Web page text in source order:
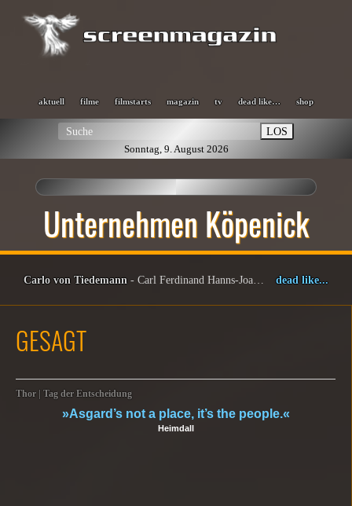
aktuell filme filmstarts magazin tv dead like… shop
LOS
Sonntag, 9. August 2026
Unternehmen Köpenick
Carlo von Tiedemann dead like...
GESAGT
Thor | Tag der Entscheidung
»Asgard’s not a place, it’s the people.«
Heimdall